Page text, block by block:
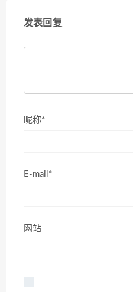
发表回复
昵称*
E-mail*
网站